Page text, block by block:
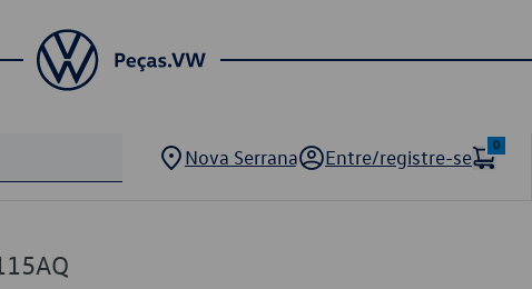
Nova Serrana Entre/registre-se
0